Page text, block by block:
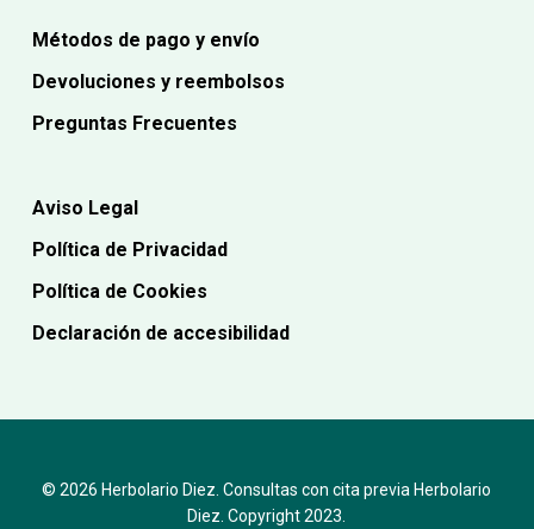
Métodos de pago y envío
Devoluciones y reembolsos
Preguntas Frecuentes
Aviso Legal
Política de Privacidad
Política de Cookies
Declaración de accesibilidad
© 2026 Herbolario Diez. Consultas con cita previa Herbolario
Diez. Copyright 2023.